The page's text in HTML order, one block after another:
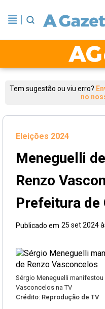
Tem sugestão ou viu erro?
no
Eleições 2024
Meneguelli
Renzo
Prefeitura de
Publicado em 25 set 2024
Sérgio Meneguelli
Vasconcelos na TV
Crédito: Reprodução de TV